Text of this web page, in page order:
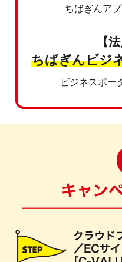
ちばぎんア
【
ちばぎんビジ
ビジネスポー